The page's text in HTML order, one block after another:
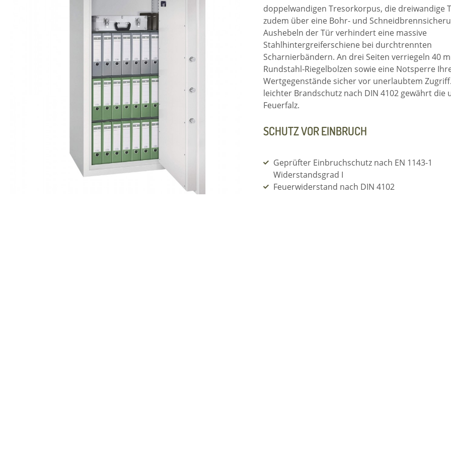
doppelwandigen Tresorkorpus, die dreiwandige
zudem über eine Bohr- und
Aushebeln der Tür verhindert eine massive
Stahlhintergreiferschiene bei durchtrennten
Scharnierbändern. An drei Seiten verriegeln 40
Rundstahl-Riegelbolzen sowie eine Notsperre
Wertgegenstände sicher vor unerlaubtem
leichter Brandschutz nach DIN 4102 gewährt die
Feuerfalz.
SCHUTZ VOR EINBRUCH
Geprüfter Einbruchschutz nach EN 1143-1
Widerstandsgrad I
Feuerwiderstand nach DIN 4102